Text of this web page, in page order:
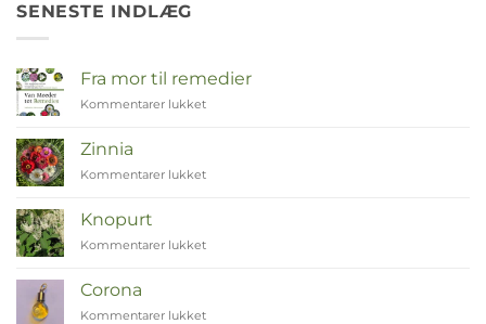
SENESTE INDLÆG
Fra mor til remedier
Kommentarer lukket
Zinnia
Kommentarer lukket
Knopurt
Kommentarer lukket
Corona
Kommentarer lukket